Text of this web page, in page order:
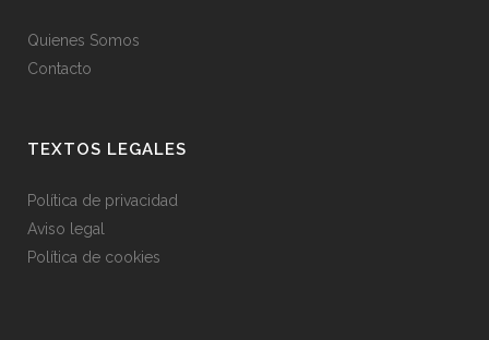
Quienes Somos
Contacto
TEXTOS LEGALES
Política de privacidad
Aviso legal
Política de cookies